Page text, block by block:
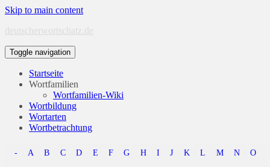
Skip to main content
deutscherwortschatz.de
Toggle navigation
Startseite
Wortfamilien
Wortfamilien-Wiki
Wortbildung
Wortarten
Wortbetrachtung
- A B C D E F G H I J K L M N O